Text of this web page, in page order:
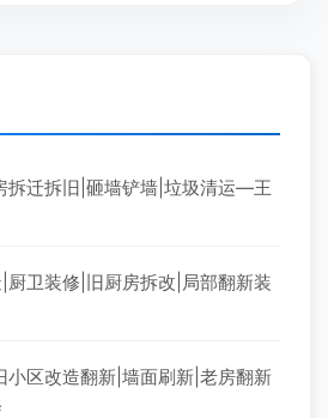
拆迁拆旧|砸墙铲墙|垃圾清运—王
厨卫装修|旧厨房拆改|局部翻新装
小区改造翻新|墙面刷新|老房翻新